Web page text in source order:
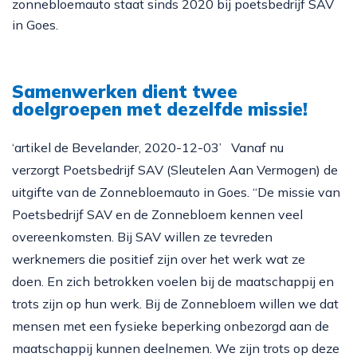
Doneren
zonnebloemauto staat sinds 2020 bij poetsbedrijf SAV
in Goes.
Samenwerken dient twee
doelgroepen met dezelfde missie!
‘artikel de Bevelander, 2020-12-03’ Vanaf nu
verzorgt Poetsbedrijf SAV (Sleutelen Aan Vermogen) de
uitgifte van de Zonnebloemauto in Goes. “De missie van
Poetsbedrijf SAV en de Zonnebloem kennen veel
overeenkomsten. Bij SAV willen ze tevreden
werknemers die positief zijn over het werk wat ze
doen. En zich betrokken voelen bij de maatschappij en
trots zijn op hun werk. Bij de Zonnebloem willen we dat
mensen met een fysieke beperking onbezorgd aan de
maatschappij kunnen deelnemen. We zijn trots op deze